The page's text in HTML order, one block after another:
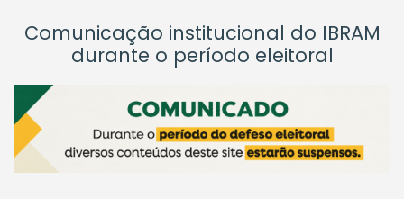
Comunicação institucional do IBRAM
durante o período eleitoral